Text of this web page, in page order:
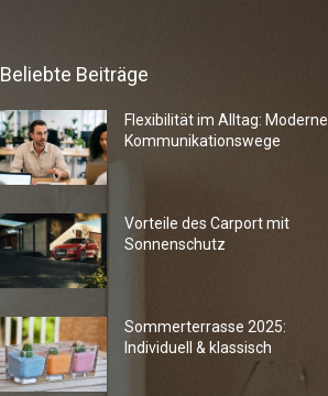
Beliebte Beiträge
Flexibilität im Alltag: Moderne
Kommunikationswege
Vorteile des Carport mit
Sonnenschutz
Sommerterrasse 2025:
Individuell & klassisch